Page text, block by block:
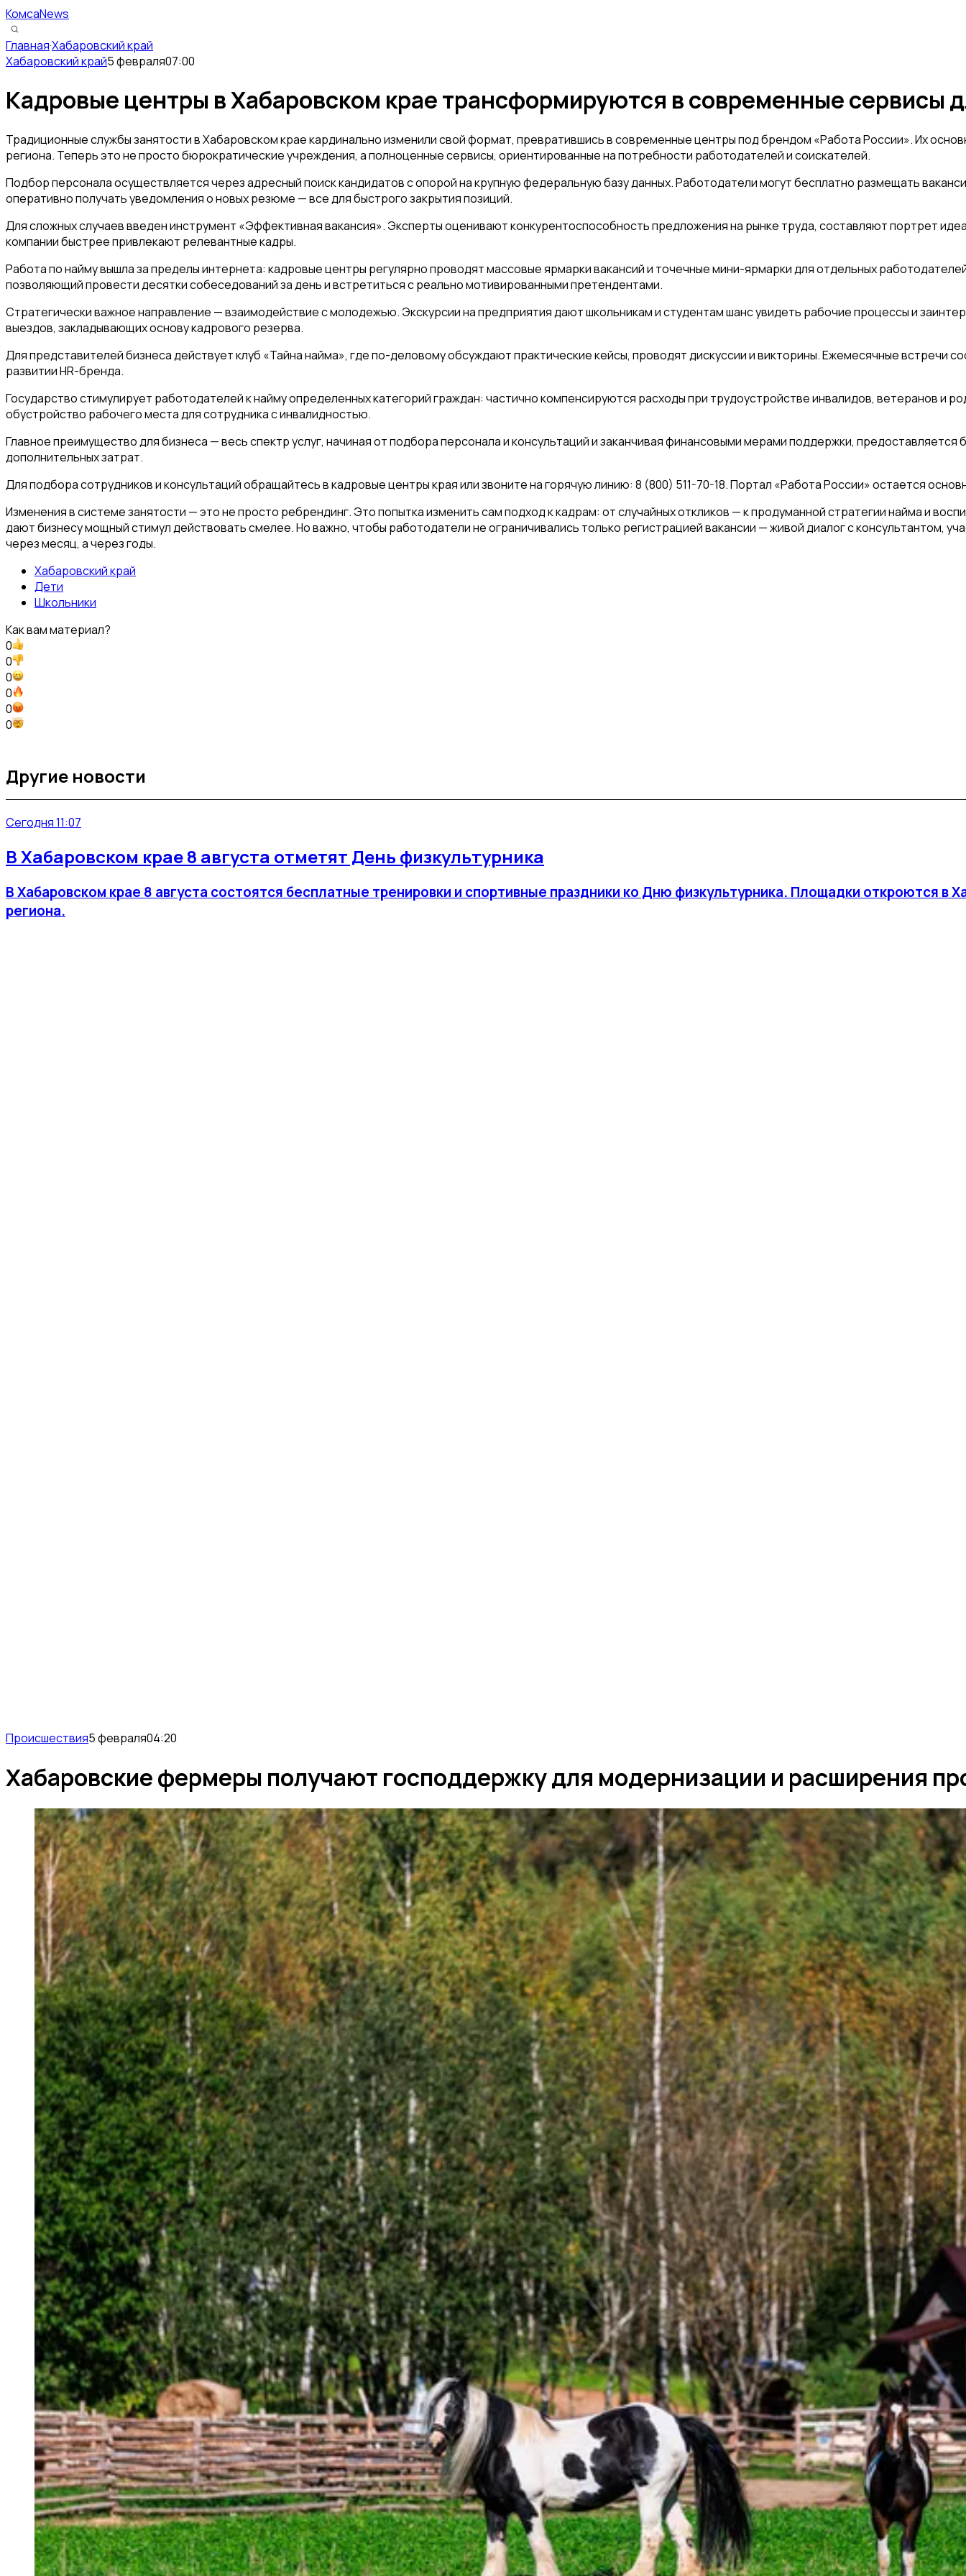
КомсаNews
Главная·Хабаровский край
Хабаровский край5 февраля07:00
Кадровые центры в Хабаровском крае трансформируются в современные сервисы
Традиционные службы занятости в Хабаровском крае кардинально изменили свой формат, превратившись в современные центры под брендом «Работа России». Их
региона. Теперь это не просто бюрократические учреждения, а полноценные сервисы, ориентированные на потребности работодателей и соискателей.
Подбор персонала осуществляется через адресный поиск кандидатов с опорой на крупную федеральную базу данных. Работодатели могут бесплатно размещать
оперативно получать уведомления о новых резюме — все для быстрого закрытия позиций.
Для сложных случаев введен инструмент «Эффективная вакансия». Эксперты оценивают конкурентоспособность предложения на рынке труда, составляют портрет
компании быстрее привлекают релевантные кадры.
Работа по найму вышла за пределы интернета: кадровые центры регулярно проводят массовые ярмарки вакансий и точечные мини-ярмарки для отдельных
позволяющий провести десятки собеседований за день и встретиться с реально мотивированными претендентами.
Стратегически важное направление — взаимодействие с молодежью. Экскурсии на предприятия дают школьникам и студентам шанс увидеть рабочие процессы и
выездов, закладывающих основу кадрового резерва.
Для представителей бизнеса действует клуб «Тайна найма», где по-деловому обсуждают практические кейсы, проводят дискуссии и викторины. Ежемесячные встречи
развитии HR-бренда.
Государство стимулирует работодателей к найму определенных категорий граждан: частично компенсируются расходы при трудоустройстве инвалидов, ветеранов и
обустройство рабочего места для сотрудника с инвалидностью.
Главное преимущество для бизнеса — весь спектр услуг, начиная от подбора персонала и консультаций и заканчивая финансовыми мерами поддержки,
дополнительных затрат.
Для подбора сотрудников и консультаций обращайтесь в кадровые центры края или звоните на горячую линию: 8 (800) 511-70-18. Портал «Работа России» остается
Изменения в системе занятости — это не просто ребрендинг. Это попытка изменить сам подход к кадрам: от случайных откликов — к продуманной стратегии найма и
дают бизнесу мощный стимул действовать смелее. Но важно, чтобы работодатели не ограничивались только регистрацией вакансии — живой диалог с консультантом,
через месяц, а через годы.
Хабаровский край
Дети
Школьники
Как вам материал?
0
0
0
0
0
0
Другие новости
Сегодня 11:07
В Хабаровском крае 8 августа отметят День физкультурника
В Хабаровском крае 8 августа состоятся бесплатные тренировки и спортивные праздники ко Дню физкультурника. Площадки откроются
региона.
Происшествия5 февраля04:20
Хабаровские фермеры получают господдержку для модернизации и расширения